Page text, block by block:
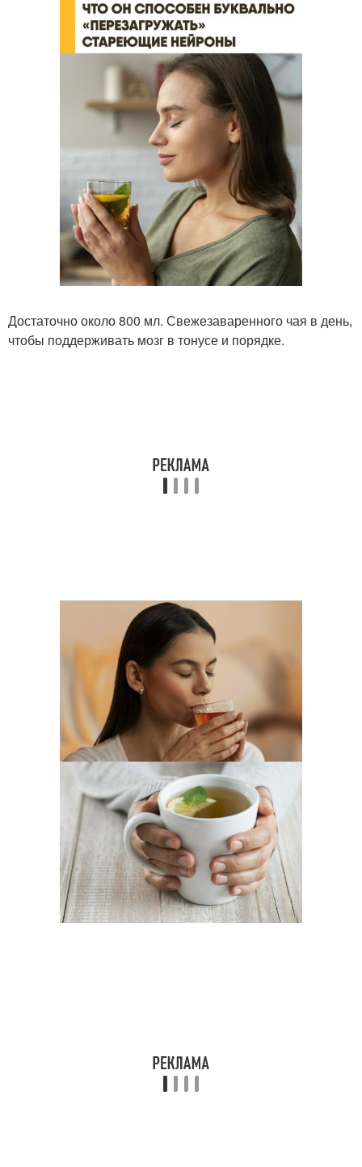
Достаточно около 800 мл. Свежезаваренного чая в день,
чтобы поддерживать мозг в тонусе и порядке.